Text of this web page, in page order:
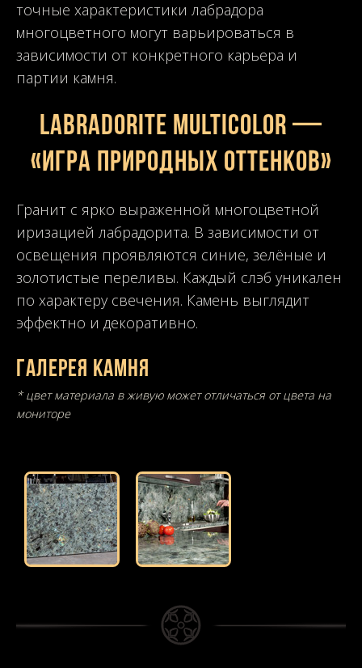
точные характеристики лабрадора
многоцветного могут варьироваться в
зависимости от конкретного карьера и
партии камня.
LABRADORITE MULTICOLOR —
«Игра природных оттенков»
Гранит с ярко выраженной многоцветной
иризацией лабрадорита. В зависимости от
освещения проявляются синие, зелёные и
золотистые переливы. Каждый слэб уникален
по характеру свечения. Камень выглядит
эффектно и декоративно.
Галерея камня
* цвет материала в живую может отличаться от цвета на
мониторе